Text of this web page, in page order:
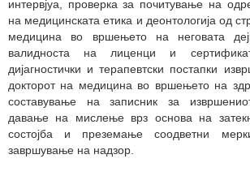
интервјуа, проверка за почитување на
на медицинската етика и деонтологија од
медицина во вршењето на неговата
валидноста на лиценци и
дијагностички и терапевтски постапки
докторот на медицина во вршењето на
составување на записник за
давање на мислење врз основа на
состојба и преземање соодветни
завршување на надзор.